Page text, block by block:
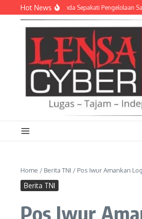
Lewati ke konten
Hot News
dan Empat Pemda Sepakati Pengelolaan Sampah
Home / Berita TNI / Pos Iwur Amankan
Berita TNI
Pos Iwur